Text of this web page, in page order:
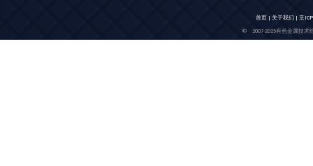
首页| 关于我们 | 京
© 2007-2025有色金属技术